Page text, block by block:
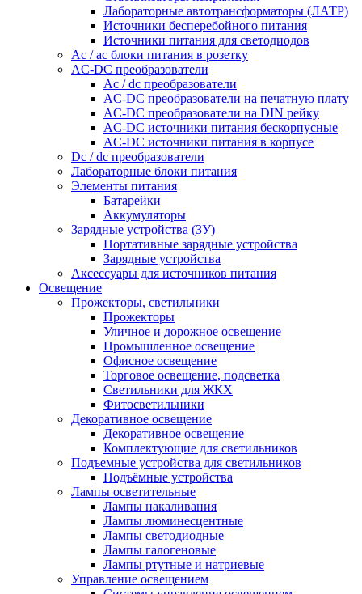
Лабораторные автотрансформаторы (ЛАТР)
Источники бесперебойного питания
Источники питания для светодиодов
Ac / ac блоки питания в розетку
AC-DC преобразователи
Ac / dc преобразователи
AC-DC преобразователи на печатную плату
AC-DC преобразователи на DIN рейку
AC-DC источники питания бескорпусные
AC-DC источники питания в корпусе
Dc / dc преобразователи
Лабораторные блоки питания
Элементы питания
Батарейки
Аккумуляторы
Зарядные устройства (ЗУ)
Портативные зарядные устройства
Зарядные устройства
Аксессуары для источников питания
Освещение
Прожекторы, светильники
Прожекторы
Уличное и дорожное освещение
Промышленное освещение
Офисное освещение
Торговое освещение, подсветка
Светильники для ЖКХ
Фитосветильники
Декоративное освещение
Декоративное освещение
Комплектующие для светильников
Подъемные устройства для светильников
Подъёмные устройства
Лампы осветительные
Лампы накаливания
Лампы люминесцентные
Лампы светодиодные
Лампы галогеновые
Лампы ртутные и натриевые
Управление освещением